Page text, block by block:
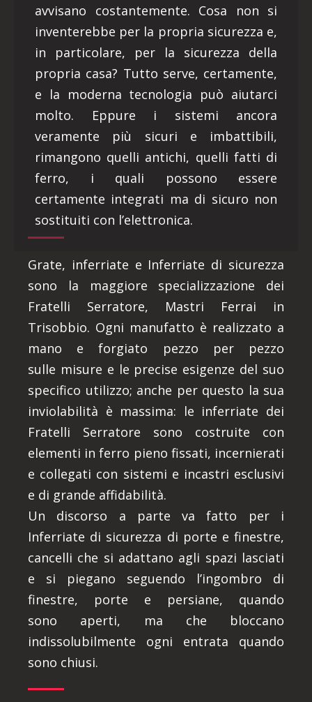
avvisano costantemente. Cosa non si
inventerebbe per la propria sicurezza e,
in particolare, per la sicurezza della
propria casa? Tutto serve, certamente,
e la moderna tecnologia può aiutarci
molto. Eppure i sistemi ancora
veramente più sicuri e imbattibili,
rimangono quelli antichi, quelli fatti di
ferro, i quali possono essere
certamente integrati ma di sicuro non
sostituiti con l’elettronica.
Grate, inferriate e Inferriate di sicurezza
sono la maggiore specializzazione dei
Fratelli Serratore, Mastri Ferrai in
Trisobbio. Ogni manufatto è realizzato a
mano e forgiato pezzo per pezzo
sulle misure e le precise esigenze del suo
specifico utilizzo; anche per questo la sua
inviolabilità è massima: le inferriate dei
Fratelli Serratore sono costruite con
elementi in ferro pieno fissati, incernierati
e collegati con sistemi e incastri esclusivi
e di grande affidabilità.
Un discorso a parte va fatto per i
Inferriate di sicurezza di porte e finestre,
cancelli che si adattano agli spazi lasciati
e si piegano seguendo l’ingombro di
finestre, porte e persiane, quando
sono aperti, ma che bloccano
indissolubilmente ogni entrata quando
sono chiusi.